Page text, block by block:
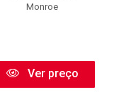
Monroe
Ver preço